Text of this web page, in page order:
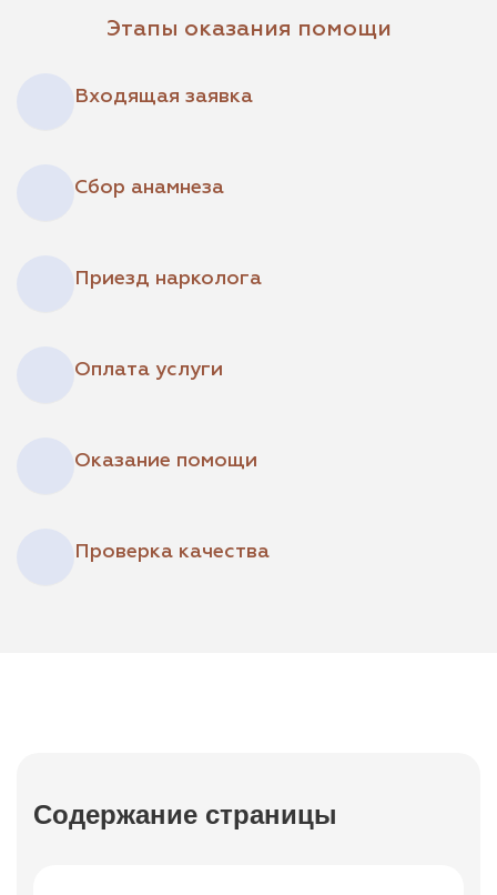
Этапы оказания помощи
Входящая заявка
Сбор анамнеза
Приезд нарколога
Оплата услуги
Оказание помощи
Проверка качества
Содержание страницы